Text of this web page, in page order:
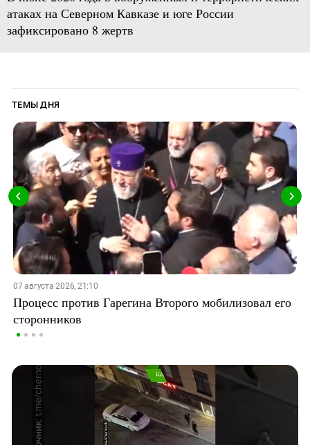
атаках на Северном Кавказе и юге России
зафиксировано 8 жертв
ТЕМЫ ДНЯ
07 августа 2026, 21:10
Процесс против Гарегина Второго мобилизовал его
сторонников